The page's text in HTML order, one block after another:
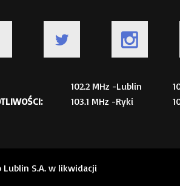
102.2 MHz -Lublin
103.1 MHz -Ryki
S.A. w likwidacji